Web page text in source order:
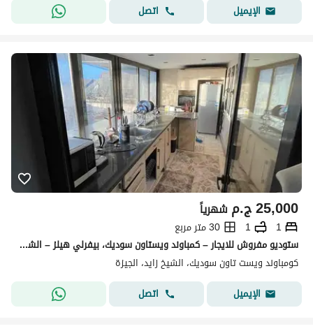
الإيميل
اتصل
ج.م25,000 شهرياً
1
1
30 متر مربع
ستوديو مفروش للايجار – كمباوند ويستاون سوديك، بيفرلي هيلز – الشيخ زايد Studio For Rent Fully Furnished Compound Westown SODIC Beverly Hills El Sheikh Zayed
كومباوند ويست تاون سوديك، الشيخ زايد، الجيزة
الإيميل
اتصل